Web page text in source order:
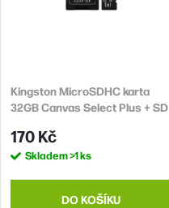
d
u
k
t
o
d
u
k
Kingston MicroSDHC karta
32GB Canvas Select Plus + SD
170 Kč
Skladem>1 ks
DO KOŠÍKU